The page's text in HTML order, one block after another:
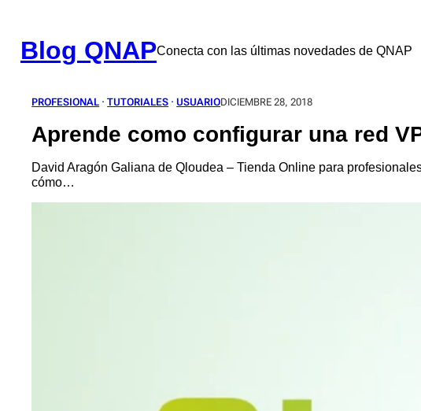
contenido
Blog QNAPConecta con las últimas novedades de QNAP
PROFESIONAL · TUTORIALES · USUARIODICIEMBRE 28, 2018
Aprende como configurar una red
David Aragón Galiana de Qloudea – Tienda Online para
cómo…